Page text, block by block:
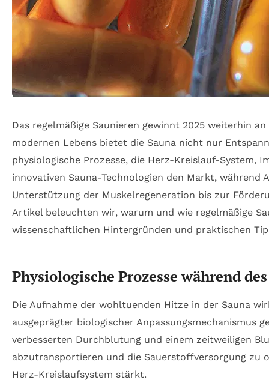
Das regelmäßige Saunieren gewinnt 2025 weiterhin
modernen Lebens bietet die Sauna nicht nur
physiologische Prozesse, die Herz-Kreislauf-System,
innovativen Sauna-Technologien den Markt, während
Unterstützung der Muskelregeneration bis zur
Artikel beleuchten wir, warum und wie regelmäßige
wissenschaftlichen Hintergründen und praktischen
Physiologische Prozesse während
Die Aufnahme der wohltuenden Hitze in der Sauna
ausgeprägter biologischer Anpassungsmechanismus
verbesserten Durchblutung und einem zeitweiligen
abzutransportieren und die Sauerstoffversorgung zu
Herz-Kreislaufsystem stärkt.